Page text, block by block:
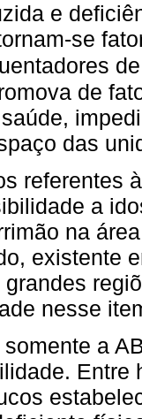
e
se
de
das
referentes
a
na
existente
nesse
a
Entre